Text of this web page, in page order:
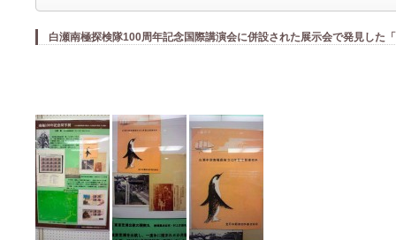
白瀬南極探検隊100周年記念国際講演会に併設された展示会で発見した